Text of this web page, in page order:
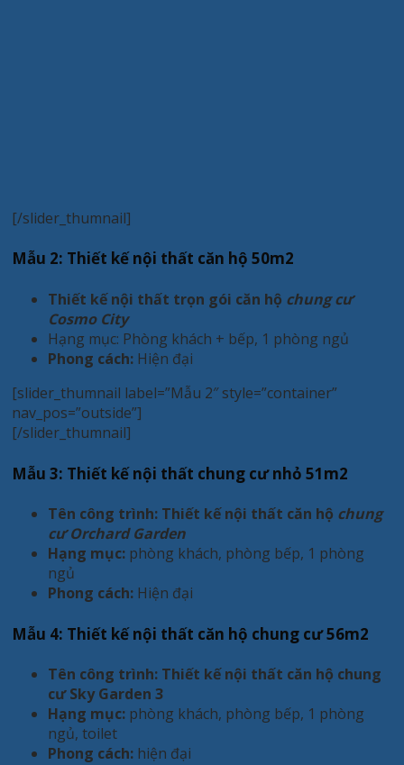
[/slider_thumnail]
Mẫu 2: Thiết kế nội thất căn hộ 50m2
Thiết kế nội thất trọn gói căn hộ chung cư
Cosmo City
Hạng mục: Phòng khách + bếp, 1 phòng ngủ
Phong cách: Hiện đại
[slider_thumnail label=”Mẫu 2″ style=”container”
nav_pos=”outside”]
[/slider_thumnail]
Mẫu 3: Thiết kế nội thất chung cư nhỏ 51m2
Tên công trình: Thiết kế nội thất căn hộ chung
cư Orchard Garden
Hạng mục: phòng khách, phòng bếp, 1 phòng
ngủ
Phong cách: Hiện đại
Mẫu 4: Thiết kế nội thất căn hộ chung cư 56m2
Tên công trình: Thiết kế nội thất căn hộ chung
cư Sky Garden 3
Hạng mục: phòng khách, phòng bếp, 1 phòng
ngủ, toilet
Phong cách: hiện đại